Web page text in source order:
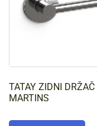
TATAY ZIDNI
MARTINS